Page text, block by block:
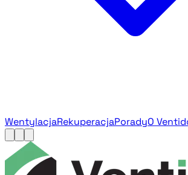
WentylacjaRekuperacjaPoradyO